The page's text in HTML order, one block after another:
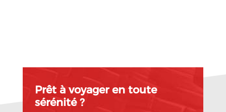
Prêt à voyager en toute
sérénité ?